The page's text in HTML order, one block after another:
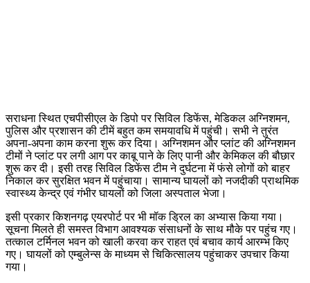
सराधना स्थित एचपीसीएल के डिपो पर सिविल डिफेंस, मेडिकल अग्निशमन,
पुलिस और प्रशासन की टीमें बहुत कम समयावधि में पहुंची। सभी ने तुरंत
अपना-अपना काम करना शुरू कर दिया। अग्निशमन और प्लांट की अग्निशमन
टीमों ने प्लांट पर लगी आग पर काबू पाने के लिए पानी और केमिकल की बौछार
शुरू कर दी। इसी तरह सिविल डिफेंस टीम ने दुर्घटना में फंसे लोगों को बाहर
निकाल कर सुरक्षित भवन में पहुंचाया। सामान्य घायलों को नजदीकी प्राथमिक
स्वास्थ्य केन्द्र एवं गंभीर घायलों को जिला अस्पताल भेजा।
इसी प्रकार किशनगढ़ एयरपोर्ट पर भी मॉक ड्रिल का अभ्यास किया गया।
सूचना मिलते ही समस्त विभाग आवश्यक संसाधनों के साथ मौके पर पहुंच गए।
तत्काल टर्मिनल भवन को खाली करवा कर राहत एवं बचाव कार्य आरम्भ किए
गए। घायलों को एम्बुलेन्स के माध्यम से चिकित्सालय पहुंचाकर उपचार किया
गया।